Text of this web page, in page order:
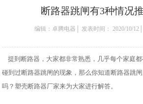
断路器跳闸有3种情况
编辑：卓腾电器│ 发表时间： 2020/10/
提到断路器，大家都非常熟悉，几乎每个家庭
碰到过断路器跳闸的现象，那么你知道断路器跳
吗？塑壳断路器厂家来为大家进行解答。